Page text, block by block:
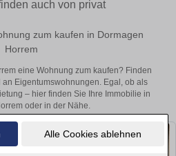
Alle Cookies ablehnen
auch von privat
zum kaufen in Dormagen
Horrem
eine Wohnung zum kaufen? Finden
Eigentumswohnungen. Egal, ob als
– hier finden Sie Ihre Immobilie in
oder in der Nähe.